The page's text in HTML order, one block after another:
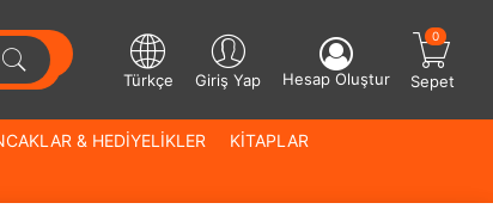
Sepet
0
Türkçe Giriş Yap Hesap Oluştur
& HEDİYELİKLER KİTAPLAR